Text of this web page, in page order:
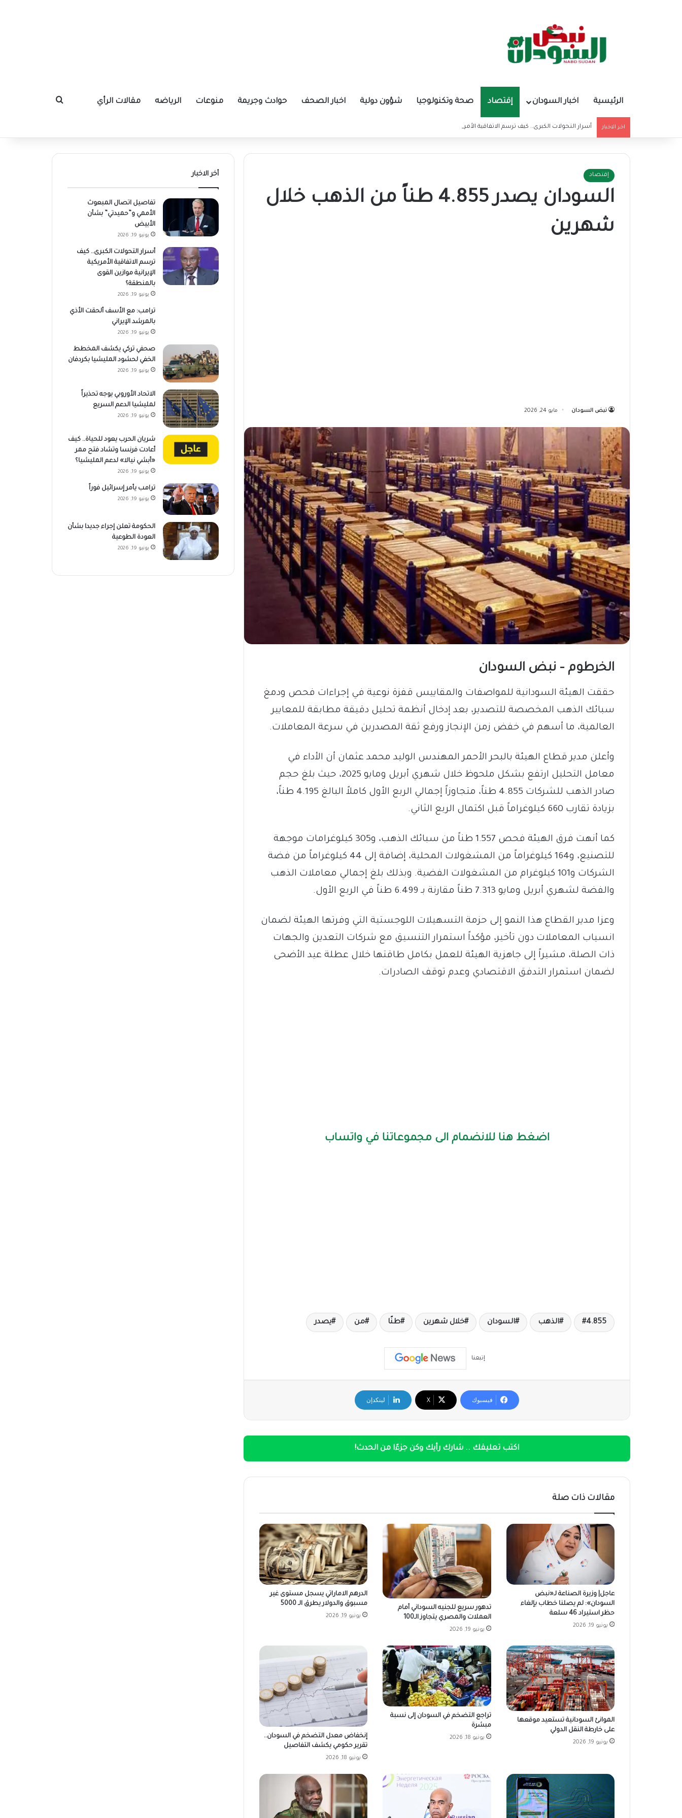
الرئيسية اخبار السودان إقتصاد صحة وتكنولوجيا شؤون دولية اخبار الصحف حوادث وجريمة منوعات الرياضه مقالات الرأي بحث عن
اخر الاخبار أسرار التحولات الكبرى.. كيف ترسم الاتفاقية الأمريكية الإيرانية موازين القوى بالمنطقة؟
إقتصاد
السودان يصدر 4.855 طناً من الذهب خلال
شهرين
نبض السودان مايو 24, 2026
الخرطوم – نبض السودان
حققت الهيئة السودانية للمواصفات والمقاييس قفزة نوعية في إجراءات فحص ودمغ
سبائك الذهب المخصصة للتصدير، بعد إدخال أنظمة تحليل دقيقة مطابقة للمعايير
العالمية، ما أسهم في خفض زمن الإنجاز ورفع ثقة المصدرين في سرعة المعاملات.
وأعلن مدير قطاع الهيئة بالبحر الأحمر المهندس الوليد محمد عثمان أن الأداء في
معامل التحليل ارتفع بشكل ملحوظ خلال شهري أبريل ومايو 2025، حيث بلغ حجم
صادر الذهب للشركات 4.855 طناً، متجاوزاً إجمالي الربع الأول كاملاً البالغ 4.195 طناً،
بزيادة تقارب 660 كيلوغراماً قبل اكتمال الربع الثاني.
كما أنهت فرق الهيئة فحص 1.557 طناً من سبائك الذهب، و305 كيلوغرامات موجهة
للتصنيع، و164 كيلوغراماً من المشغولات المحلية، إضافة إلى 44 كيلوغراماً من فضة
الشركات و101 كيلوغرام من المشغولات الفضية. وبذلك بلغ إجمالي معاملات الذهب
والفضة لشهري أبريل ومايو 7.313 طناً مقارنة بـ 6.499 طناً في الربع الأول.
وعزا مدير القطاع هذا النمو إلى حزمة التسهيلات اللوجستية التي وفرتها الهيئة لضمان
انسياب المعاملات دون تأخير، مؤكداً استمرار التنسيق مع شركات التعدين والجهات
ذات الصلة، مشيراً إلى جاهزية الهيئة للعمل بكامل طاقتها خلال عطلة عيد الأضحى
لضمان استمرار التدفق الاقتصادي وعدم توقف الصادرات.
اضغط هنا للانضمام الى مجموعاتنا في واتساب
4.855 الذهب السودان خلال شهرين طنًا من يصدر
إتبعنا
فيسبوك ‫X لينكدإن
اكتب تعليقك .. شارك رأيك وكن جزءًا من الحدث!
مقالات ذات صلة
عاجل| وزيرة الصناعة لـ«نبض
السودان»: لم يصلنا خطاب بإلغاء
حظر استيراد 46 سلعة
يونيو 19, 2026
تدهور سريع للجنيه السوداني أمام
العملات والمصري يتجاوز الـ100
يونيو 19, 2026
الدرهم الاماراتي يسجل مستوى غير
مسبوق والدولار يطرق الـ 5000
يونيو 19, 2026
الموانئ السودانية تستعيد موقعها
على خارطة النقل الدولي
يونيو 19, 2026
تراجع التضخم في السودان إلى نسبة
مبشرة
يونيو 18, 2026
إنخفاض معدل التضخم في السودان..
تقرير حكومي يكشف التفاصيل
يونيو 18, 2026
أخر الاخبار
تفاصيل اتصال المبعوث
الأممي و”حميدتي” بشأن
الأبيض
يونيو 19, 2026
أسرار التحولات الكبرى.. كيف
ترسم الاتفاقية الأمريكية
الإيرانية موازين القوى
بالمنطقة؟
يونيو 19, 2026
ترامب: مع الأسف ألحقت الأذي
بالمرشد الإيراني
يونيو 19, 2026
صحفي تركي يكشف المخطط
الخفي لحشود المليشيا بكردفان
يونيو 19, 2026
الاتحاد الأوروبي يوجه تحذيراً
لمليشيا الدعم السريع
يونيو 19, 2026
شريان الحرب يعود للحياة.. كيف
أعادت فرنسا وتشاد فتح ممر
«أبشي نيالا» لدعم المليشيا؟
يونيو 19, 2026
ترامب يأمر إسرائيل فوراً
يونيو 19, 2026
الحكومة تعلن إجراء جديدا بشأن
العودة الطوعية
يونيو 19, 2026